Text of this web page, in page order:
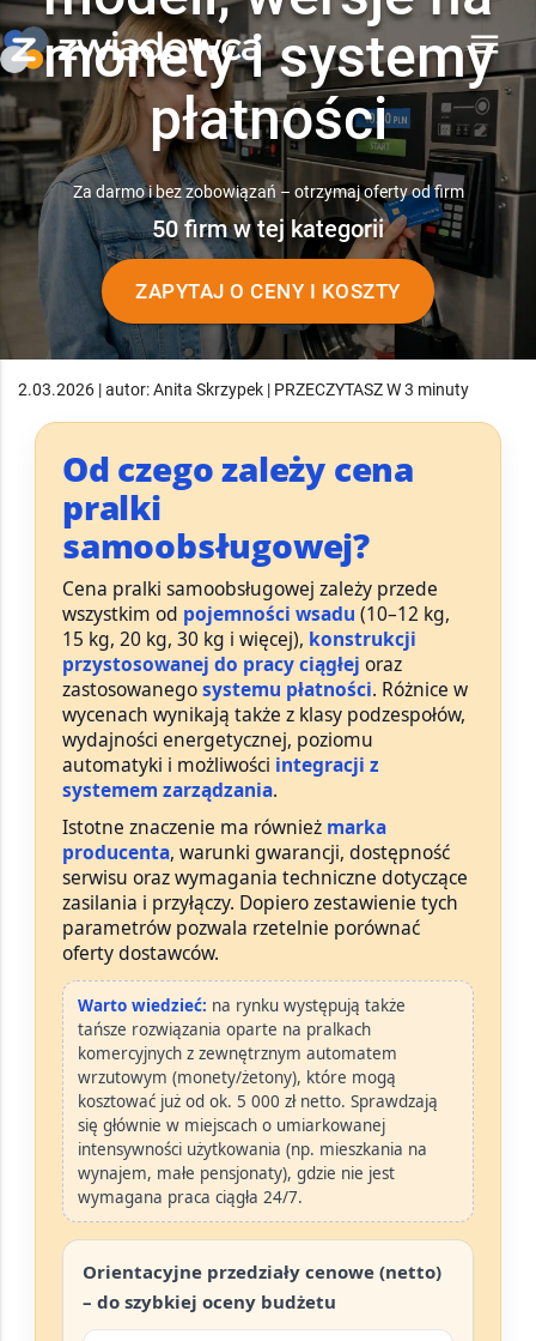
menu
monety i systemy
płatności
Za darmo i bez zobowiązań – otrzymaj oferty od firm
50 firm w tej kategorii
ZAPYTAJ O CENY I KOSZTY
2.03.2026 | autor: Anita Skrzypek | PRZECZYTASZ W 3 minuty
Od czego zależy cena
pralki
samoobsługowej?
Cena pralki samoobsługowej zależy przede
wszystkim od pojemności wsadu (10–12 kg,
15 kg, 20 kg, 30 kg i więcej), konstrukcji
przystosowanej do pracy ciągłej oraz
zastosowanegosystemu płatności. Różnice w
wycenach wynikają także z klasy podzespołów,
wydajności energetycznej, poziomu
automatyki i możliwości integracji z
systemem zarządzania.
Istotne znaczenie ma również marka
producenta, warunki gwarancji, dostępność
serwisu oraz wymagania techniczne dotyczące
zasilania i przyłączy. Dopiero zestawienie tych
parametrów pozwala rzetelnie porównać
oferty dostawców.
Warto wiedzieć: na rynku występują także
tańsze rozwiązania oparte na pralkach
komercyjnych z zewnętrznym automatem
wrzutowym (monety/żetony), które mogą
kosztować już od ok. 5 000 zł netto. Sprawdzają
się głównie w miejscach o umiarkowanej
intensywności użytkowania (np. mieszkania na
wynajem, małe pensjonaty), gdzie nie jest
wymagana praca ciągła 24/7.
Orientacyjne przedziały cenowe (netto)
– do szybkiej oceny budżetu